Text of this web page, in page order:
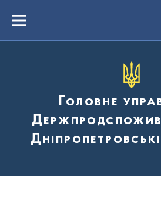
вмістуMenu
Головне